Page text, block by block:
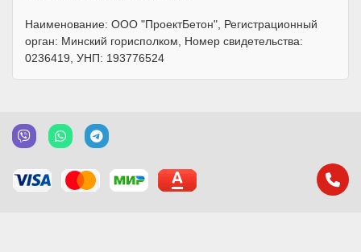
Наименование: ООО "ПроектБетон", Регистрационный
орган: Минский горисполком, Номер свидетельства:
0236419, УНП: 193776524